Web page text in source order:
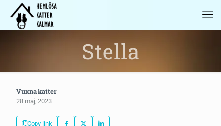
Stella
Vuxna katter
28 maj, 2023
Copy link